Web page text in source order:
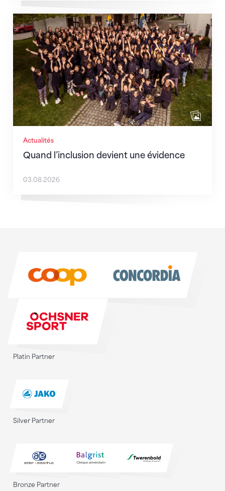
Actualités
Quand l’inclusion devient une évidence
Quand l’inclusion devient une évidence
03.08.2026
Platin Partner
Silver Partner
Bronze Partner